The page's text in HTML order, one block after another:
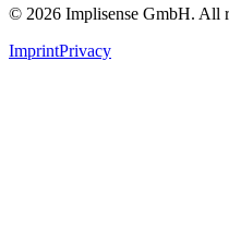
© 2026 Implisense GmbH. All
ImprintPrivacy